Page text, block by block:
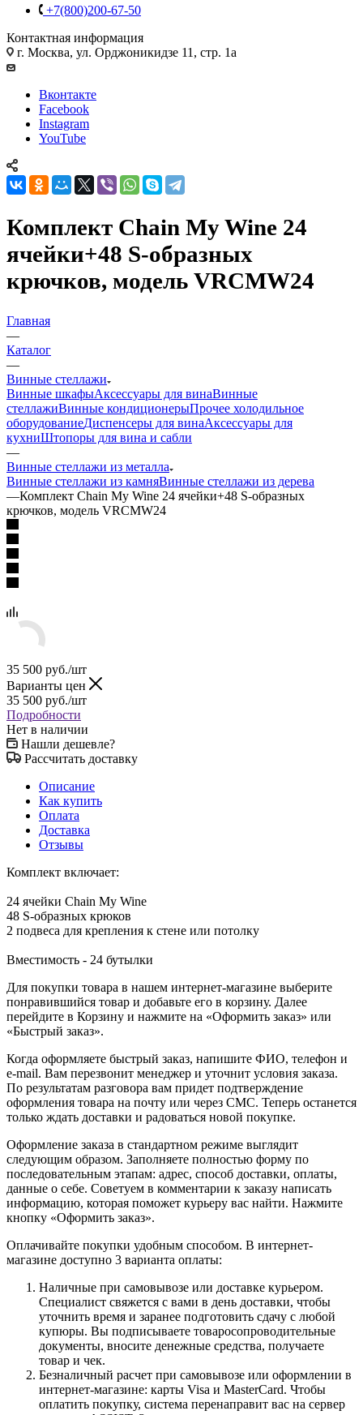
+7(800)200-67-50
Контактная информация
г. Москва, ул. Орджоникидзе 11, стр. 1а
Вконтакте
Facebook
Instagram
YouTube
Комплект Chain My Wine 24
ячейки+48 S-образных
крючков, модель VRCMW24
Главная
—
Каталог
—
Винные стеллажи
Винные шкафыАксессуары для винаВинные
стеллажиВинные кондиционерыПрочее холодильное
оборудованиеДиспенсеры для винаАксессуары для
кухниШтопоры для вина и сабли
—
Винные стеллажи из металла
Винные стеллажи из камняВинные стеллажи из дерева
—Комплект Chain My Wine 24 ячейки+48 S-образных
крючков, модель VRCMW24
35 500 руб./шт
Варианты цен
35 500 руб./шт
Подробности
Нет в наличии
Нашли дешевле?
Рассчитать доставку
Описание
Как купить
Оплата
Доставка
Отзывы
Комплект включает:
24 ячейки Chain My Wine
48 S-образных крюков
2 подвеса для крепления к стене или потолку
Вместимость - 24 бутылки
Для покупки товара в нашем интернет-магазине выберите
понравившийся товар и добавьте его в корзину. Далее
перейдите в Корзину и нажмите на «Оформить заказ» или
«Быстрый заказ».
Когда оформляете быстрый заказ, напишите ФИО, телефон и
e-mail. Вам перезвонит менеджер и уточнит условия заказа.
По результатам разговора вам придет подтверждение
оформления товара на почту или через СМС. Теперь останется
только ждать доставки и радоваться новой покупке.
Оформление заказа в стандартном режиме выглядит
следующим образом. Заполняете полностью форму по
последовательным этапам: адрес, способ доставки, оплаты,
данные о себе. Советуем в комментарии к заказу написать
информацию, которая поможет курьеру вас найти. Нажмите
кнопку «Оформить заказ».
Оплачивайте покупки удобным способом. В интернет-
магазине доступно 3 варианта оплаты:
Наличные при самовывозе или доставке курьером.
Специалист свяжется с вами в день доставки, чтобы
уточнить время и заранее подготовить сдачу с любой
купюры. Вы подписываете товаросопроводительные
документы, вносите денежные средства, получаете
товар и чек.
Безналичный расчет при самовывозе или оформлении в
интернет-магазине: карты Visa и MasterCard. Чтобы
оплатить покупку, система перенаправит вас на сервер